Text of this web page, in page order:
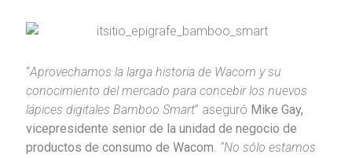
“Aprovechamos la larga historia de Wacom y su
conocimiento del mercado para concebir los nuevos
lápices digitales Bamboo Smart” aseguró Mike Gay,
vicepresidente senior de la unidad de negocio de
productos de consumo de Wacom. “No sólo estamos